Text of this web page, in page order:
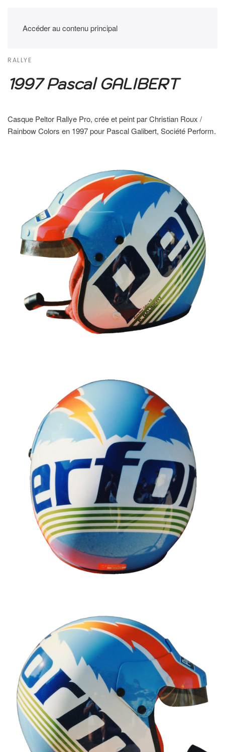
Accéder au contenu principal
RALLYE
1997 Pascal GALIBERT
Casque Peltor Rallye Pro, crée et peint par Christian Roux /
Rainbow Colors en 1997 pour Pascal Galibert, Société Perform.